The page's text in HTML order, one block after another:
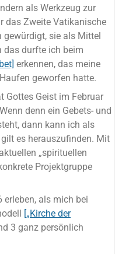
als Werkzeug zur
das Zweite Vatikanische
gewürdigt, sie als Mittel
das durfte ich beim
erkennen, das meine
geworfen hatte.
Gottes Geist im Februar
denn ein Gebets- und
dann kann ich als
es herauszufinden. Mit
„spirituellen
Projektgruppe
als mich bei
[„Kirche der
3 ganz persönlich